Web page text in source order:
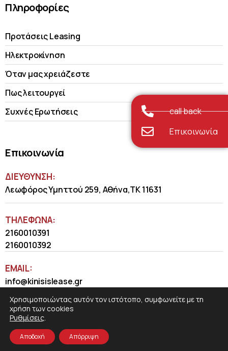
Πληροφορίες
Προτάσεις Leasing
Ηλεκτροκίνηση
Όταν μας χρειάζεστε
Πως λειτουργεί
Συχνές Ερωτήσεις
Επικοινωνία
ΔΙΕΥΘΥΝΣΗ:
Λεωφόρος Υμηττού 259, Αθήνα,ΤΚ 11631
ΤΗΛΈΦΩΝΑ:
2160010391
2160010392
EMAIL:
info@kinisislease.gr
COSMOTE NewSite4U© 2026
call back
Επικοινωνία
Χρησιμοποιώντας αυτόν τον ιστότοπο, συμφωνείτε με τη
χρήση των cookies
Ρυθμίσεις.
Αποδοχή Απόρριψη